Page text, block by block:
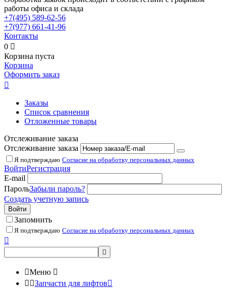
работы офиса и склада
+7(495) 589-62-56
+7(977) 661-41-96
Контакты
0 
Корзина пуста
Корзина
Оформить заказ

Заказы
Список сравнения
Отложенные товары
Отслеживание заказа
Отслеживание заказа
Я подтверждаю Согласие на обработку персональных данных
ВойтиРегистрация
E-mail
ПарольЗабыли пароль?
Создать учетную запись
Войти
Запомнить
Я подтверждаю Согласие на обработку персональных данных


Меню 
 Запчасти для лифтов